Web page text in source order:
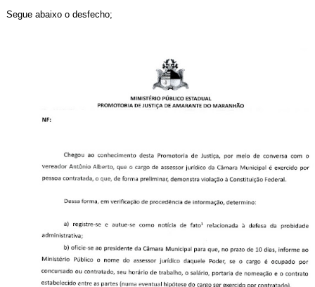
Segue abaixo o desfecho;